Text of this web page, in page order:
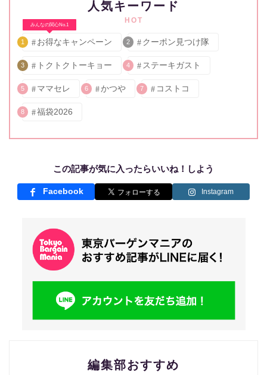
人気キーワード
HOT
みんなの関心No.1
1 お得なキャンペーン 2 クーポン見つけ隊
3 トクトクトーキョー 4 ステーキガスト
5 ママセレ 6 かつや 7 コストコ
8 福袋2026
この記事が気に入ったらいいね！しよう
Facebook Instagram
編集部おすすめ